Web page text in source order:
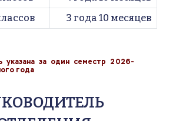
3 года 10 месяцев
указана за один семестр 2026-
года